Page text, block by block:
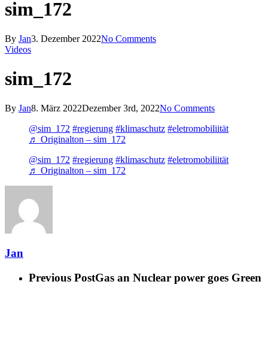
sim_172
By Jan3. Dezember 2022No Comments
Videos
sim_172
By Jan8. März 2022Dezember 3rd, 2022No Comments
@sim_172 #regierung #klimaschutz #eletromobiliität
♬ Originalton – sim_172
@sim_172 #regierung #klimaschutz #eletromobiliität
♬ Originalton – sim_172
Jan
Previous PostGas an Nuclear power goes Green